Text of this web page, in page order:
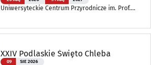
Uniwersyteckie Centrum Przyrodnicze im. Prof.
XXIV Podlaskie Święto Chleba
09 SIE 2026